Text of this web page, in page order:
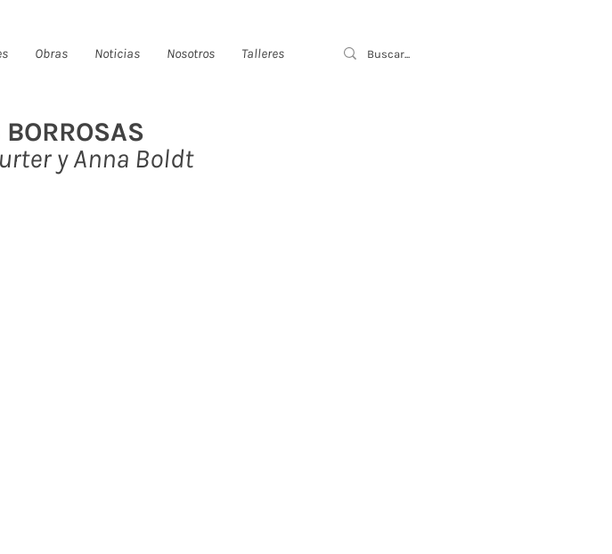
Obras Noticias Nosotros Talleres
y Anna Boldt